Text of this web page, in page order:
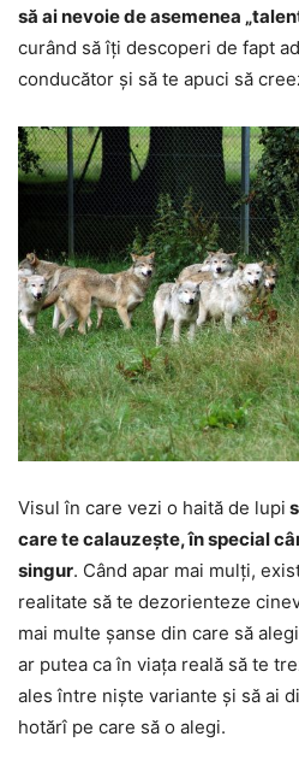
să ai nevoie de asemenea
curând să îți descoperi de fapt
conducător și să te apuci să
Visul în care vezi o haită de lupi
care te calauzește, în special
singur. Când apar mai mulți,
realitate să te dezorienteze
mai multe șanse din care să
ar putea ca în viața reală să te
ales între niște variante și să ai
hotărî pe care să o alegi.